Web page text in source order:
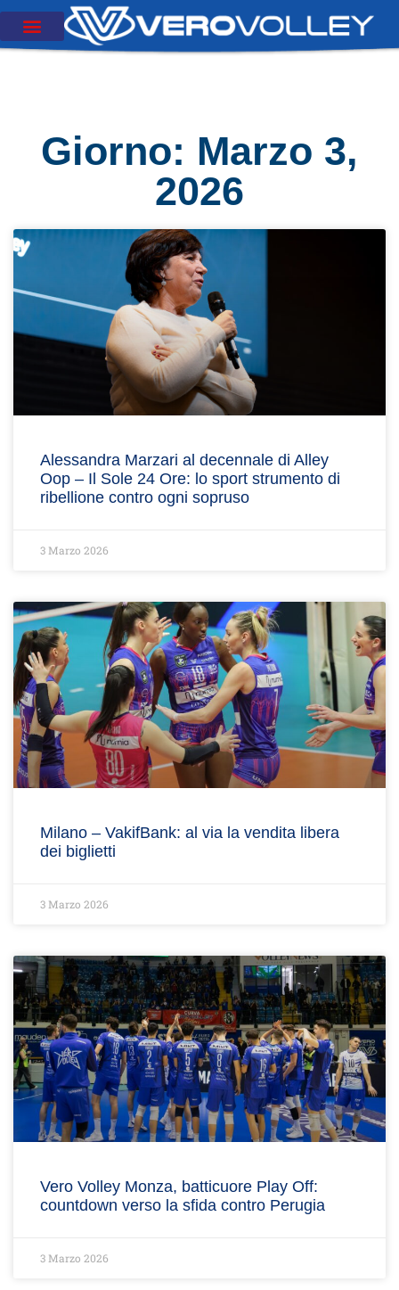
Giorno: Marzo 3,
2026
Alessandra Marzari al decennale di Alley
Oop – Il Sole 24 Ore: lo sport strumento di
ribellione contro ogni sopruso
3 Marzo 2026
Milano – VakifBank: al via la vendita libera
dei biglietti
3 Marzo 2026
Vero Volley Monza, batticuore Play Off:
countdown verso la sfida contro Perugia
3 Marzo 2026